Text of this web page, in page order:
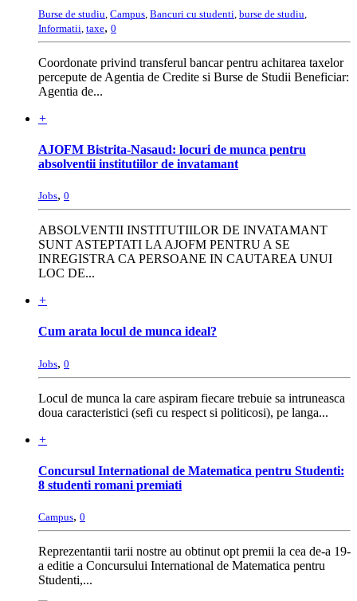
Burse de studiu Campus Bancuri cu studenti burse de studiu
Informatii taxe, 0
Coordonate privind transferul bancar pentru achitarea taxelor
percepute de Agentia de Credite si Burse de Studii Beneficiar:
Agentia de...
+
AJOFM Bistrita-Nasaud: locuri de munca pentru
absolventii institutiilor de invatamant
Jobs, 0
ABSOLVENTII INSTITUTIILOR DE INVATAMANT
SUNT ASTEPTATI LA AJOFM PENTRU A SE
INREGISTRA CA PERSOANE IN CAUTAREA UNUI
LOC DE...
+
Cum arata locul de munca ideal?
Jobs, 0
Locul de munca la care aspiram fiecare trebuie sa intruneasca
doua caracteristici (sefi cu respect si politicosi), pe langa...
+
Concursul International de Matematica pentru Studenti:
8 studenti romani premiati
Campus, 0
Reprezentantii tarii nostre au obtinut opt premii la cea de-a 19-
a editie a Concursului International de Matematica pentru
Studenti,...